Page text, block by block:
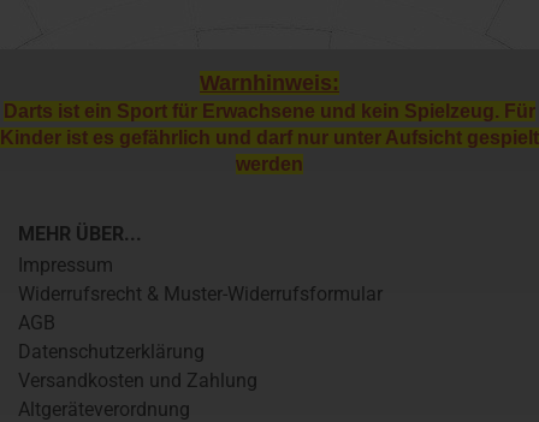
Warnhinweis:
Darts ist ein Sport für Erwachsene und kein Spielzeug. Für
Kinder ist es gefährlich und darf nur unter Aufsicht gespielt
werden
MEHR ÜBER...
Impressum
Widerrufsrecht & Muster-Widerrufsformular
AGB
Datenschutzerklärung
Versandkosten und Zahlung
Altgeräteverordnung